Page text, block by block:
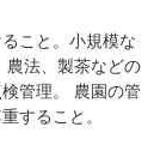
こと。小規模な
農法、製茶などの
管理。 農園の管
すること。